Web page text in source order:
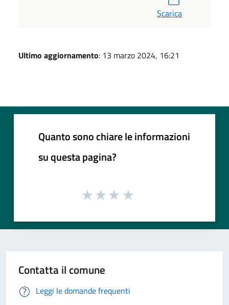
Scarica
Ultimo aggiornamento: 13 marzo 2024, 16:21
Quanto sono chiare le informazioni
su questa pagina?
Contatta il comune
Leggi le domande frequenti